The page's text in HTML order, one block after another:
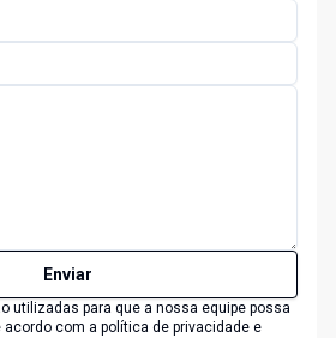
Enviar
utilizadas para que a nossa equipe possa
com a política de privacidade e